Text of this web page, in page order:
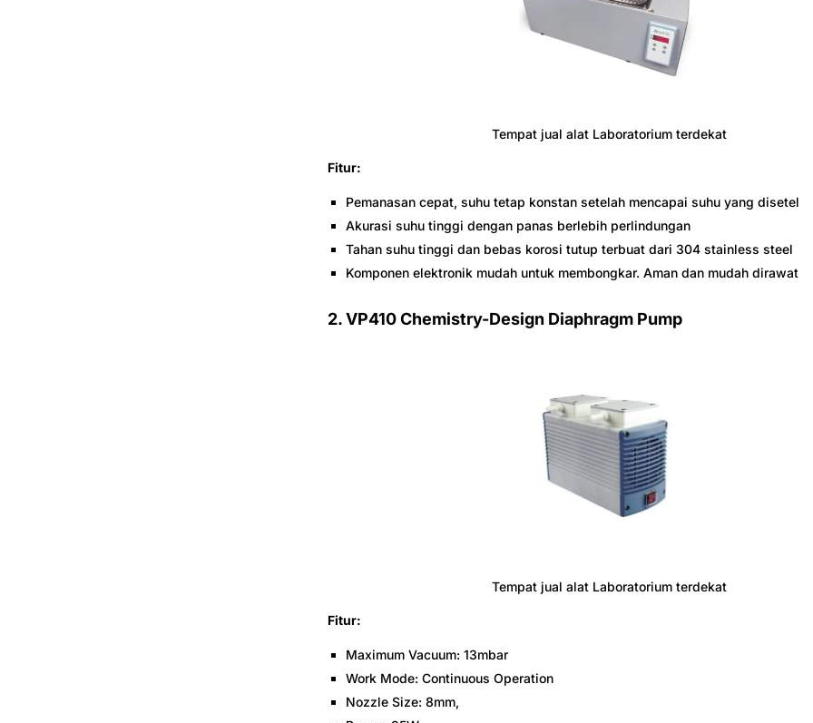
Tempat jual alat Laboratorium terdekat
Fitur:
Pemanasan cepat, suhu tetap konstan setelah mencapai suhu yang disetel
Akurasi suhu tinggi dengan panas berlebih perlindungan
Tahan suhu tinggi dan bebas korosi tutup terbuat dari 304 stainless steel
Komponen elektronik mudah untuk membongkar. Aman dan mudah dirawat
2.VP410 Chemistry-Design Diaphragm Pump
Tempat jual alat Laboratorium terdekat
Fitur:
Maximum Vacuum: 13mbar
Work Mode: Continuous Operation
Nozzle Size: 8mm,